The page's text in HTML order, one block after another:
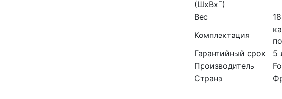
(ШхВхГ)
Вес
Комплектация
Гарантийный срок
5
Производитель
Страна